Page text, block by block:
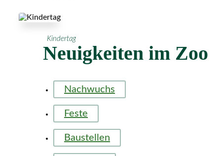
Kindertag
Neuigkeiten im Zoo
Nachwuchs
Feste
Baustellen